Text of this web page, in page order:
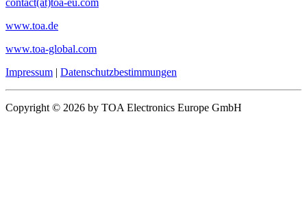
contact(at)toa-eu.com
www.toa.de
www.toa-global.com
Impressum | Datenschutzbestimmungen
Copyright © 2026 by TOA Electronics Europe GmbH